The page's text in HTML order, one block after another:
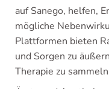
auf Sanego, helfen,
mögliche
Plattformen bieten
und Sorgen zu
Therapie zu